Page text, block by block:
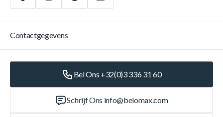
Contactgegevens
Bel Ons +32(0)3 336 31 60
Schrijf Ons info@belomax.com